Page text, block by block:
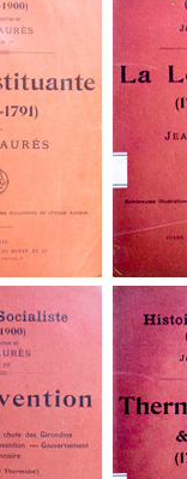
ABC
fascicoli